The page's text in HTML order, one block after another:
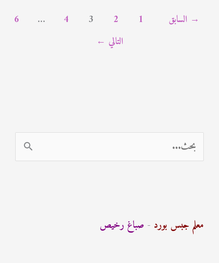
→ السابق 1
2
3
4
…
6
التالي ←
ل
معلم جبس بورد - صباغ رخيص